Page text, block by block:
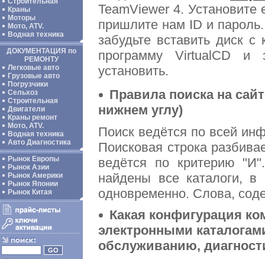
Краны
Моторы
Мото, ATV.
Водная техника
ДОКУМЕНТАЦИЯ по
РЕМОНТУ
Легковые авто
Грузовые авто
Погрузчики
Сельхоз
Строительная
Двигатели
Краны ремонт
Мото, ATV.
Водная техника
Авто Диагностика
Рынок Европы
Рынок Азии
Рынок Америки
Рынок Японии
Рынок Китая
TeamViewer 4.
пришлите нам ID и
забудьте вставить диск с
программу VirtualCD и
установить.
Правила поиска на
нижнем углу)
Поиск ведётся по всей
Поисковая строка
ведётся по критерию
найдены все каталоги,
одновременно. Слова,
Какая конфигурация
электронными
обслуживанию,